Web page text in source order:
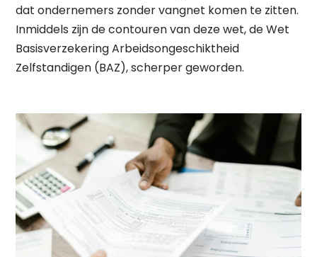
dat ondernemers zonder vangnet komen te zitten.
Inmiddels zijn de contouren van deze wet, de Wet
Basisverzekering Arbeidsongeschiktheid
Zelfstandigen (BAZ), scherper geworden.